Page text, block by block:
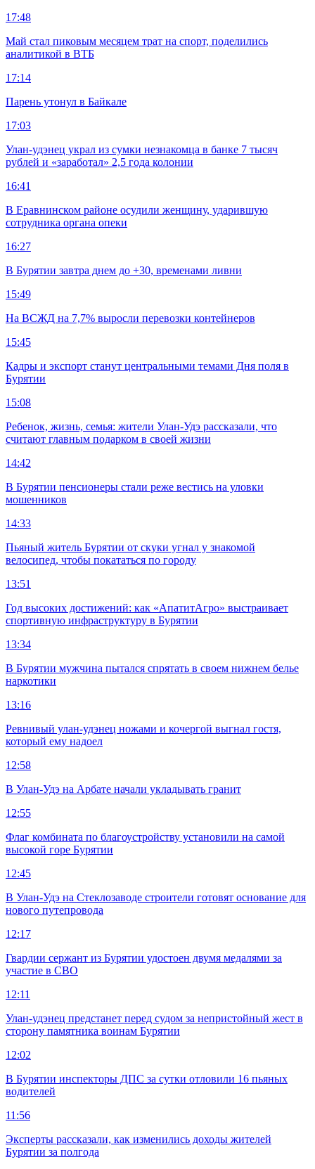
17:48
Май стал пиковым месяцем трат на спорт, поделились
аналитикой в ВТБ
17:14
Парень утонул в Байкале
17:03
Улан-удэнец украл из сумки незнакомца в банке 7 тысяч
рублей и «заработал» 2,5 года колонии
16:41
В Еравнинском районе осудили женщину, ударившую
сотрудника органа опеки
16:27
В Бурятии завтра днем до +30, временами ливни
15:49
На ВСЖД на 7,7% выросли перевозки контейнеров
15:45
Кадры и экспорт станут центральными темами Дня поля в
Бурятии
15:08
Ребенок, жизнь, семья: жители Улан-Удэ рассказали, что
считают главным подарком в своей жизни
14:42
В Бурятии пенсионеры стали реже вестись на уловки
мошенников
14:33
Пьяный житель Бурятии от скуки угнал у знакомой
велосипед, чтобы покататься по городу
13:51
Год высоких достижений: как «АпатитАгро» выстраивает
спортивную инфраструктуру в Бурятии
13:34
В Бурятии мужчина пытался спрятать в своем нижнем белье
наркотики
13:16
Ревнивый улан-удэнец ножами и кочергой выгнал гостя,
который ему надоел
12:58
В Улан-Удэ на Арбате начали укладывать гранит
12:55
Флаг комбината по благоустройству установили на самой
высокой горе Бурятии
12:45
В Улан-Удэ на Стеклозаводе строители готовят основание для
нового путепровода
12:17
Гвардии сержант из Бурятии удостоен двумя медалями за
участие в СВО
12:11
Улан-удэнец предстанет перед судом за непристойный жест в
сторону памятника воинам Бурятии
12:02
В Бурятии инспекторы ДПС за сутки отловили 16 пьяных
водителей
11:56
Эксперты рассказали, как изменились доходы жителей
Бурятии за полгода